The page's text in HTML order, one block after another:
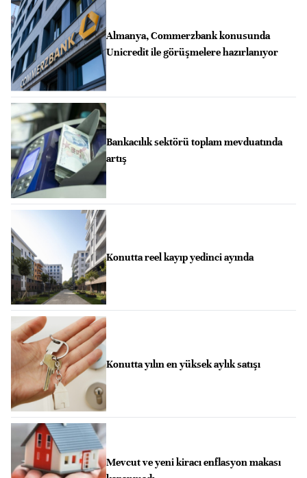
Almanya, Commerzbank konusunda
Unicredit ile görüşmelere hazırlanıyor
Bankacılık sektörü toplam mevduatında
artış
Konutta reel kayıp yedinci ayında
Konutta yılın en yüksek aylık satışı
Mevcut ve yeni kiracı enflasyon makası